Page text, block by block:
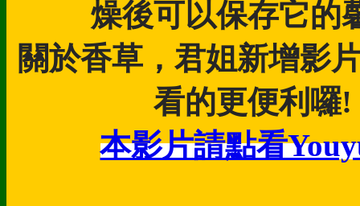
燥後可以保存它的
關於香草，君姐新增影
看的更便利囉!
本影片請點看